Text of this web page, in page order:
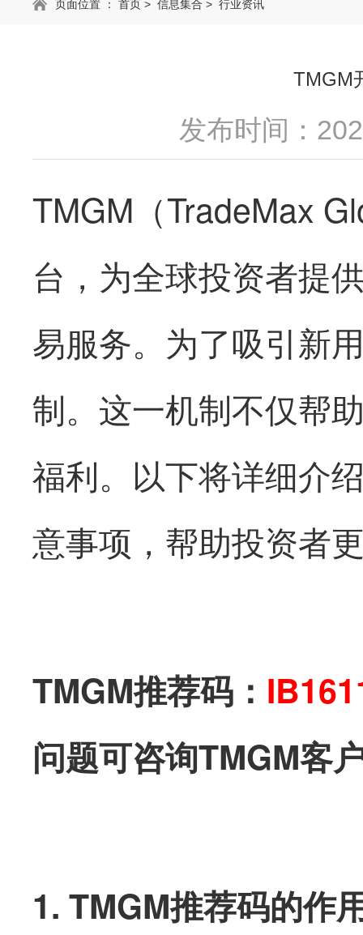
页面位置 ： 首页 > 信息集合 > 行业资讯
TMGM
发布时间：
TMGM（TradeMax
台，为全球投资者提
易服务。为了吸引新
制。这一机制不仅帮
福利。以下将详细介
意事项，帮助投资者
TMGM推荐码：
问题可咨询TMGM客
1. TMGM推荐码的作